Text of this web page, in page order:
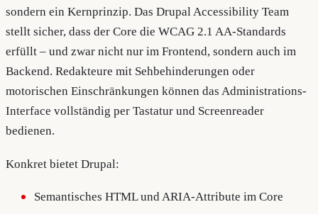
sondern ein Kernprinzip. Das Drupal Accessibility Team
stellt sicher, dass der Core die WCAG 2.1 AA-Standards
erfüllt – und zwar nicht nur im Frontend, sondern auch im
Backend. Redakteure mit Sehbehinderungen oder
motorischen Einschränkungen können das Administrations-
Interface vollständig per Tastatur und Screenreader
bedienen.
Konkret bietet Drupal:
Semantisches HTML und ARIA-Attribute im Core